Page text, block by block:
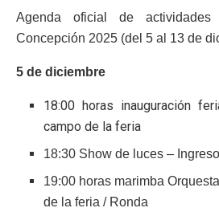
Agenda oficial de
Concepción 2025 (del 5 al 13 de
5 de diciembre
18:00 horas inauguración
campo de la feria
18:30 Show de luces –
19:00 horas marimba
de la feria / Ronda